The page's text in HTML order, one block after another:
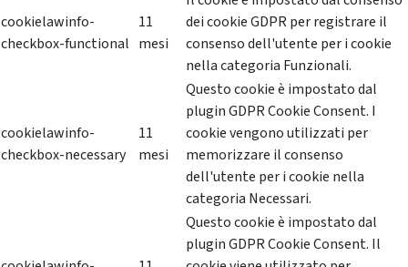
cookielawinfo-
checkbox-functional
11
mesi
dei cookie GDPR per registrare il
consenso dell'utente per i cookie
nella categoria Funzionali.
cookielawinfo-
checkbox-necessary
11
mesi
Questo cookie è impostato dal
plugin GDPR Cookie Consent. I
cookie vengono utilizzati per
memorizzare il consenso
dell'utente per i cookie nella
categoria Necessari.
Questo cookie è impostato dal
plugin GDPR Cookie Consent. Il